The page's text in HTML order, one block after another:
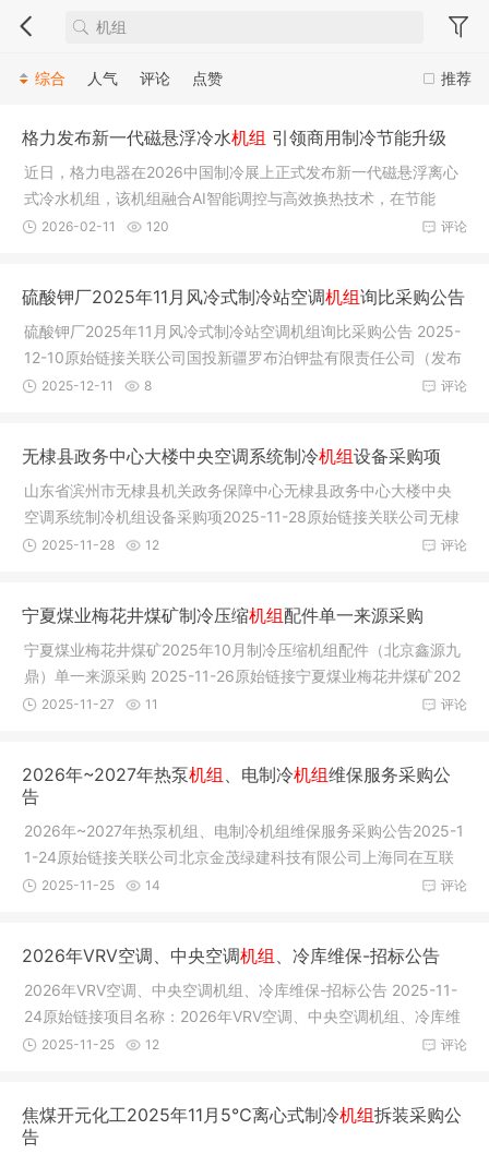
推荐
综合 人气 评论 点赞
格力发布新一代磁悬浮冷水机组 引领商用制冷节能升级
近日，格力电器在2026中国制冷展上正式发布新一代磁悬浮离心
式冷水机组，该机组融合AI智能调控与高效换热技术，在节能
性、静音性
评论
2026-02-11 120
硫酸钾厂2025年11月风冷式制冷站空调机组询比采购公告
硫酸钾厂2025年11月风冷式制冷站空调机组询比采购公告 2025-
12-10原始链接关联公司国投新疆罗布泊钾盐有限责任公司（发布
时间：2
评论
2025-12-11 8
无棣县政务中心大楼中央空调系统制冷机组设备采购项
山东省滨州市无棣县机关政务保障中心无棣县政务中心大楼中央
空调系统制冷机组设备采购项2025-11-28原始链接关联公司无棣
县机关政
评论
2025-11-28 12
宁夏煤业梅花井煤矿制冷压缩机组配件单一来源采购
宁夏煤业梅花井煤矿2025年10月制冷压缩机组配件（北京鑫源九
鼎）单一来源采购 2025-11-26原始链接宁夏煤业梅花井煤矿202
5年10月
评论
2025-11-27 11
2026年~2027年热泵机组 、电制冷机组维保服务采购公
告
2026年~2027年热泵机组、电制冷机组维保服务采购公告2025-1
1-24原始链接关联公司北京金茂绿建科技有限公司上海同在互联
网科技有
评论
2025-11-25 14
2026年VRV空调、中央空调机组 、冷库维保-招标公告
2026年VRV空调、中央空调机组、冷库维保-招标公告 2025-11-
24原始链接项目名称：2026年VRV空调、中央空调机组、冷库维
保公告类型
评论
2025-11-25 12
焦煤开元化工2025年11月5℃离心式制冷机组拆装采购公
告